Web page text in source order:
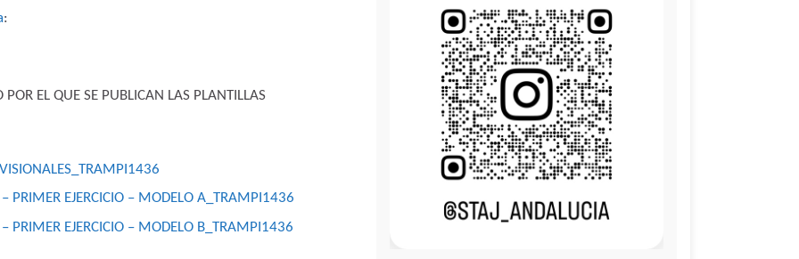
:
EL QUE SE PUBLICAN LAS PLANTILLAS
PRIMER EJERCICIO – MODELO A_TRAMPI1436
PRIMER EJERCICIO – MODELO B_TRAMPI1436